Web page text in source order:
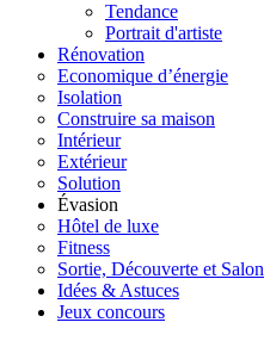
Tendance
Portrait d'artiste
Rénovation
Economique d’énergie
Isolation
Construire sa maison
Intérieur
Extérieur
Solution
Évasion
Hôtel de luxe
Fitness
Sortie, Découverte et Salon
Idées & Astuces
Jeux concours